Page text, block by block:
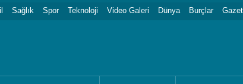
Sağlık Spor Teknoloji Video Galeri Dünya Burçlar